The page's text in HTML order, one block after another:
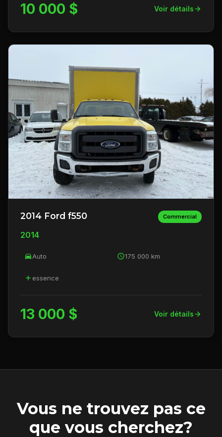
10 000 $ Voir détails
2014 Ford f550 Commercial
2014
Auto 175 000 km
essence
13 000 $ Voir détails
Vous ne trouvez pas ce
que vous cherchez?